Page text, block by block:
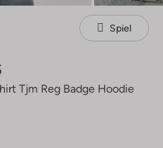
Spiel
Tjm Reg Badge Hoodie